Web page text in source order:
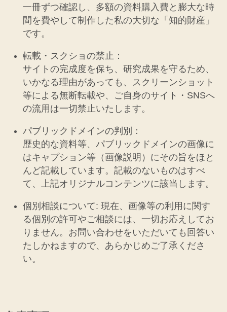
一冊ずつ確認し、多額の資料購入費と膨大な時
間を費やして制作した私の大切な「知的財産」
です。
転載・スクショの禁止：
サイトの完成度を保ち、研究成果を守るため、
いかなる理由があっても、スクリーンショット
等による無断転載や、ご自身のサイト・SNSへ
の流用は一切禁止いたします。
パブリックドメインの判別：
歴史的な資料等、パブリックドメインの画像に
はキャプション等（画像説明）にその旨をほと
んど記載しています。記載のないものはすべ
て、上記オリジナルコンテンツに該当します。
個別相談について: 現在、画像等の利用に関す
る個別の許可やご相談には、一切お応えしてお
りません。お問い合わせをいただいても回答い
たしかねますので、あらかじめご了承くださ
い。